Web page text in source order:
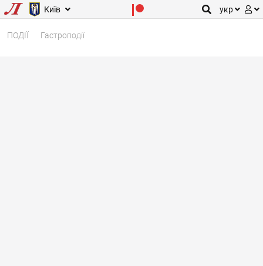
Київ укр
ПОДІЇ Гастроподії